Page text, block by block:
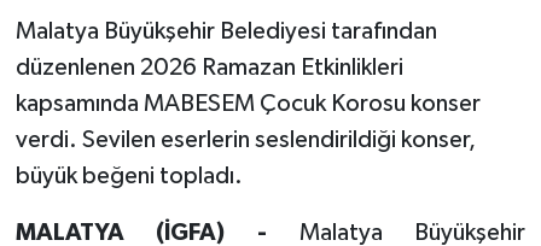
Malatya Büyükşehir Belediyesi tarafından
düzenlenen 2026 Ramazan Etkinlikleri
kapsamında MABESEM Çocuk Korosu konser
verdi. Sevilen eserlerin seslendirildiği konser,
büyük beğeni topladı.
MALATYA (İGFA) - Malatya Büyükşehir